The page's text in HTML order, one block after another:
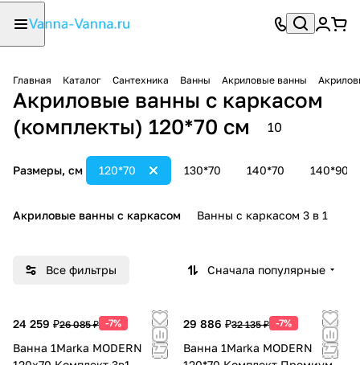
Главная Каталог Сантехника Ванны Акриловые ванны
Акриловые ванны с каркасом
(комплекты) 120*70 см
10
Размеры, см 120*70 130*70 140*70 140*90
Акриловые ванны с каркасом Ванны с каркасом 3 в 1
Все фильтры Сначала популярные
24 259 ₽26 085 ₽ -7%
Ванна 1Marka MODERN
29 886 ₽32 135 ₽ -7%
Ванна 1Marka MODERN